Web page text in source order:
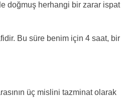
doğmuş herhangi bir zarar ispat
Bu süre benim için 4 saat, bir
üç mislini tazminat olarak